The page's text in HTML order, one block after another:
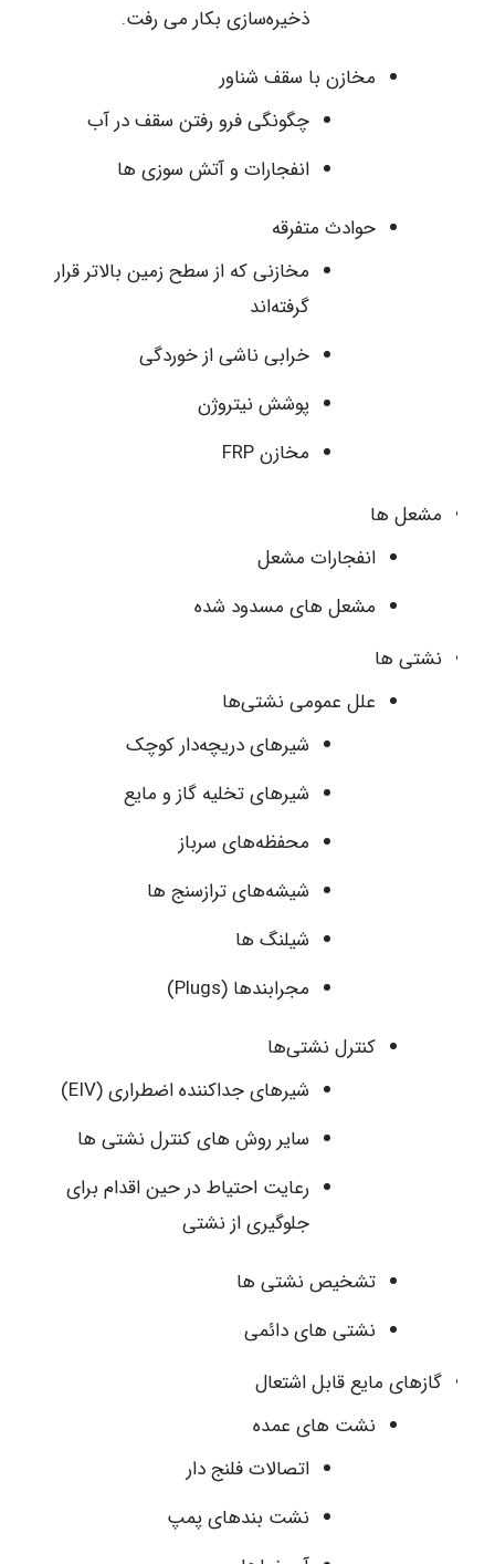
ذخیره‌سازی بکار می‌ رفت.
مخازن با سقف شناور
چگونگی فرو رفتن سقف در آب
انفجارات و آتش‌ سوزی‌ ها
حوادث متفرقه
مخازنی که از سطح زمین بالاتر قرار
گرفته‌اند
خرابی ناشی از خوردگی
پوشش نیتروژن
مخازن FRP
مشعل ها
انفجارات مشعل
مشعل های مسدود شده
نشتی‌ ها
علل عمومی نشتی‌ها
شیرهای دریچه‌دار کوچک
شیرهای تخلیه گاز و مایع
محفظه‌های سرباز
شیشه‌های ترازسنج ها
شیلنگ ها
مجرابندها (Plugs)
کنترل نشتی‌ها
شیرهای جداکننده اضطراری (EIV)
سایر روش های کنترل نشتی‌ ها
رعایت احتیاط در حین اقدام برای
جلوگیری از نشتی
تشخیص نشتی‌ ها
نشتی‌ های دائمی
گازهای مایع قابل اشتعال
نشت های عمده
اتصالات فلنج‌ دار
نشت‌ بندهای پمپ